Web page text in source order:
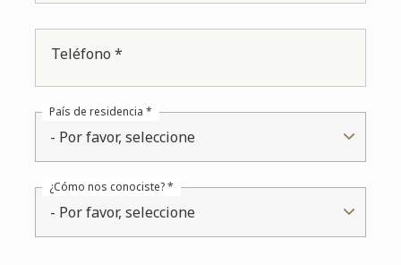
Teléfono *
- Por favor, seleccione
País de residencia *
- Por favor, seleccione
¿Cómo nos conociste? *